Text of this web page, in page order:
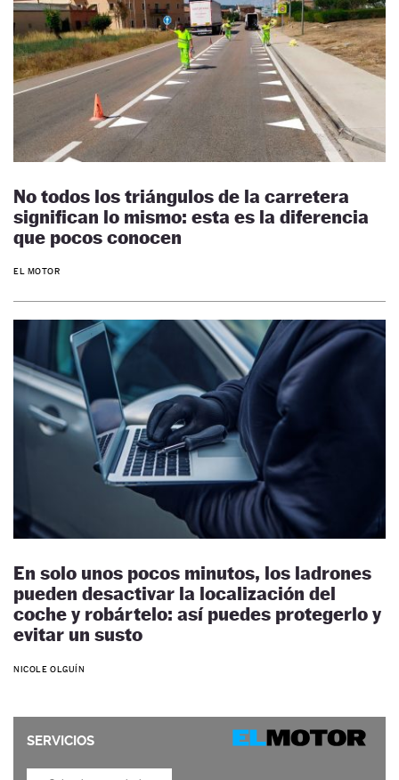
No todos los triángulos de la carretera
significan lo mismo: esta es la diferencia
que pocos conocen
EL MOTOR
En solo unos pocos minutos, los ladrones
pueden desactivar la localización del
coche y robártelo: así puedes protegerlo y
evitar un susto
NICOLE OLGUÍN